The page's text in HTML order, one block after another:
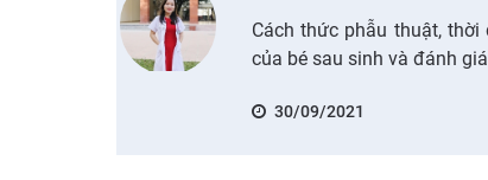
Cách thức phẫu thuật,
của bé sau sinh và đánh
30/09/2021